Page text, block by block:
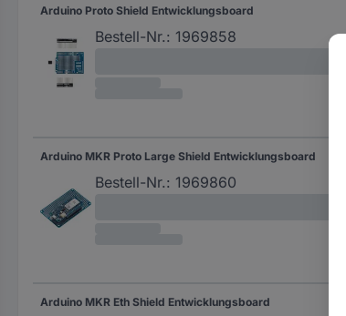
Arduino Proto Shield Entwicklungsboard
Bestell-Nr.: 1969858
Arduino MKR Proto Large Shield Entwicklungsboard
Bestell-Nr.: 1969860
Arduino MKR Eth Shield Entwicklungsboard